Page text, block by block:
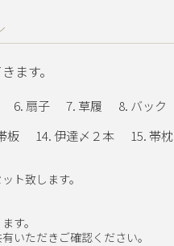
ます。
扇子 草履 バック
板 伊達〆２本 帯枕
ト致します。
す。
いただきご確認ください。